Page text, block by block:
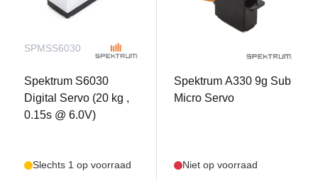
SPMSS6030
Spektrum S6030
Digital Servo (20 kg ,
0.15s @ 6.0V)
Slechts 1 op voorraad
Spektrum A330 9g Sub
Micro Servo
Niet op voorraad